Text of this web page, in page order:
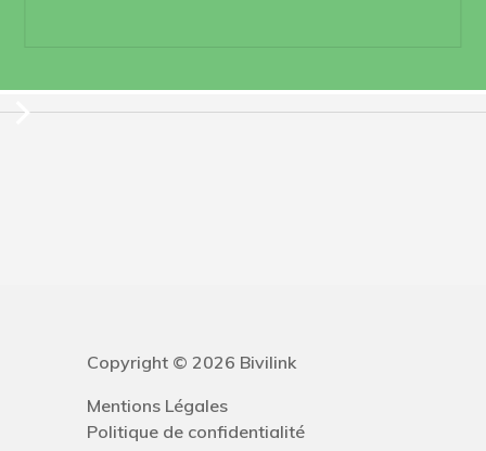
Copyright © 2026 Bivilink
Politique de confidentialité
Mentions Légales